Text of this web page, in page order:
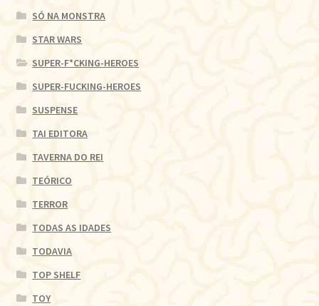
SÓ NA MONSTRA
STAR WARS
SUPER-F*CKING-HEROES
SUPER-FUCKING-HEROES
SUSPENSE
TAI EDITORA
TAVERNA DO REI
TEÓRICO
TERROR
TODAS AS IDADES
TODAVIA
TOP SHELF
TOY